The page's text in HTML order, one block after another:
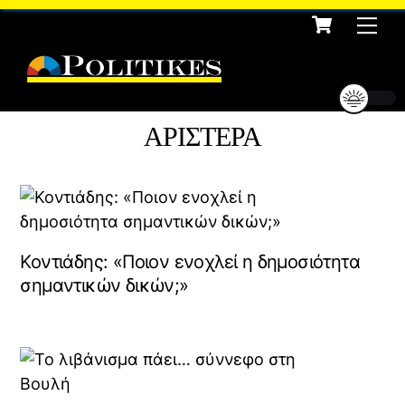
Skip
content
Cart
ΑΡΙΣΤΕΡΑ
Κοντιάδης: «Ποιον ενοχλεί η δημοσιότητα
σημαντικών δικών;»